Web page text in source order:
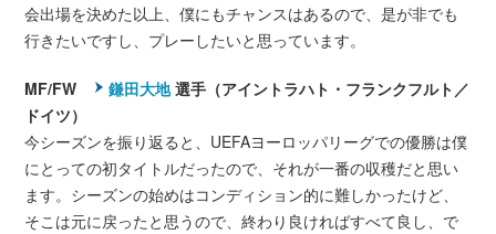
会出場を決めた以上、僕にもチャンスはあるので、是が非でも
行きたいですし、プレーしたいと思っています。
MF/FW 鎌田大地選手（アイントラハト・フランクフルト／
ドイツ）
今シーズンを振り返ると、UEFAヨーロッパリーグでの優勝は僕
にとっての初タイトルだったので、それが一番の収穫だと思い
ます。シーズンの始めはコンディション的に難しかったけど、
そこは元に戻ったと思うので、終わり良ければすべて良し、で